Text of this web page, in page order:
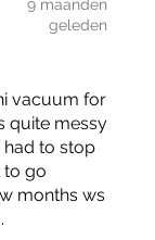
9 maanden
geleden
vacuum for
quite messy
had to stop
to go
months ws